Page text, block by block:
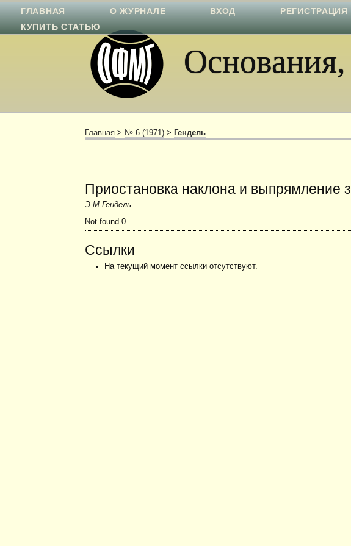
ГЛАВНАЯ О ЖУРНАЛЕ ВХОД РЕГИСТРАЦИЯ
КУПИТЬ СТАТЬЮ
Главная > № 6 (1971) > Гендель
Приостановка наклона и выпрямление
Э М Гендель
Not found 0
Ссылки
На текущий момент ссылки отсутствуют.